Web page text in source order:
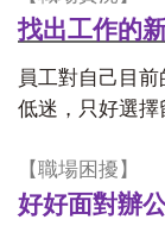
找出工作的
員工對自己目
低迷，只好選擇
【職場困擾】
好好面對辦